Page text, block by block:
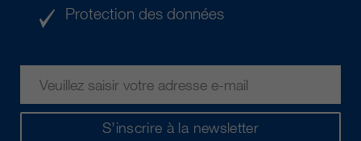
S’inscrire à la newsletter
Protection des données